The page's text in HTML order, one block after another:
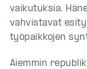
vaikutuksia.
vahvistavat
työpaikkojen
Aiemmin